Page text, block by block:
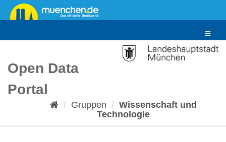
Überspringen
zum
Toggle
Open Data
Portal
Gruppen
Wissenschaft und
Technologie